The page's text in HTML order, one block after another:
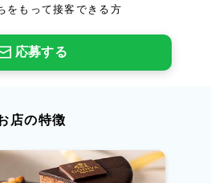
をもって接客できる方
応募する
店の特徴